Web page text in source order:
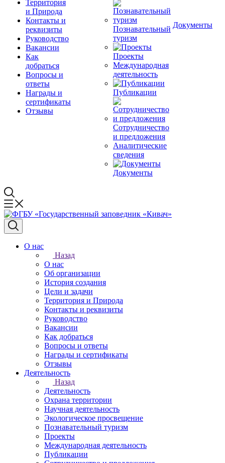
Территория
и Природа
Контакты и
реквизиты
Руководство
Вакансии
Как
добраться
Вопросы и
ответы
Награды и
сертификаты
Отзывы
Познавательный
туризм
Проекты
Международная
деятельность
Публикации
Сотрудничество
и предложения
Аналитические
сведения
Документы
Документы
О нас
Назад
О нас
Об организации
История создания
Цели и задачи
Территория и Природа
Контакты и реквизиты
Руководство
Вакансии
Как добраться
Вопросы и ответы
Награды и сертификаты
Отзывы
Деятельность
Назад
Деятельность
Охрана территории
Научная деятельность
Экологическое просвещение
Познавательный туризм
Проекты
Международная деятельность
Публикации